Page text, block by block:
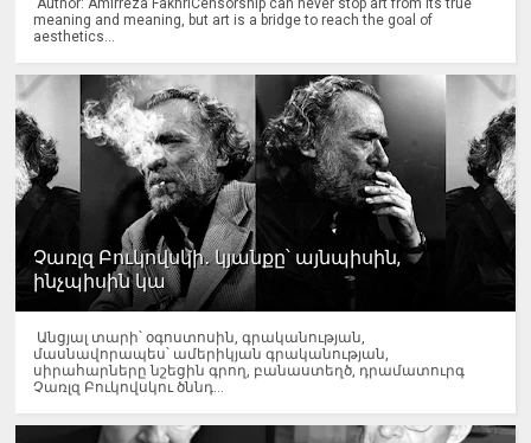
Author: Amirreza FakhriCensorship can never stop art from its true
meaning and meaning, but art is a bridge to reach the goal of
aesthetics...
Չառլզ Բուկովսկի․ կյանքը՝ այնպիսին,
ինչպիսին կա
Անցյալ տարի՝ օգոստոսին, գրականության,
մասնավորապես՝ ամերիկյան գրականության,
սիրահարները նշեցին գրող, բանաստեղծ, դրամատուրգ
Չառլզ Բուկովսկու ծննդ...